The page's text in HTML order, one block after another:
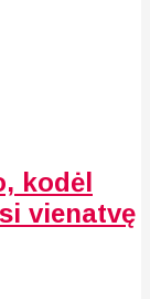
kodėl
vienatvę